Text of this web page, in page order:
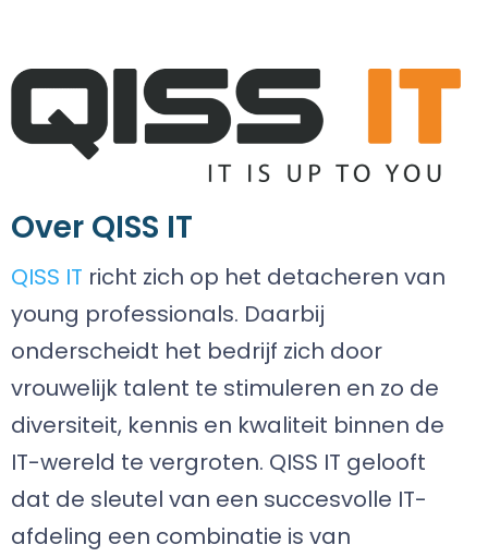
Over QISS IT
QISS IT richt zich op het detacheren van
young professionals. Daarbij
onderscheidt het bedrijf zich door
vrouwelijk talent te stimuleren en zo de
diversiteit, kennis en kwaliteit binnen de
IT-wereld te vergroten. QISS IT gelooft
dat de sleutel van een succesvolle IT-
afdeling een combinatie is van